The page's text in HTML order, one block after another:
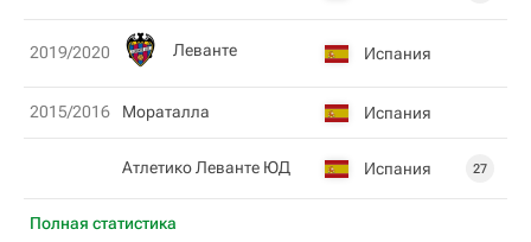
Полная статистика
2019/2020 Леванте Испания
2015/2016 Мораталла Испания
Атлетико Леванте ЮД Испания 27